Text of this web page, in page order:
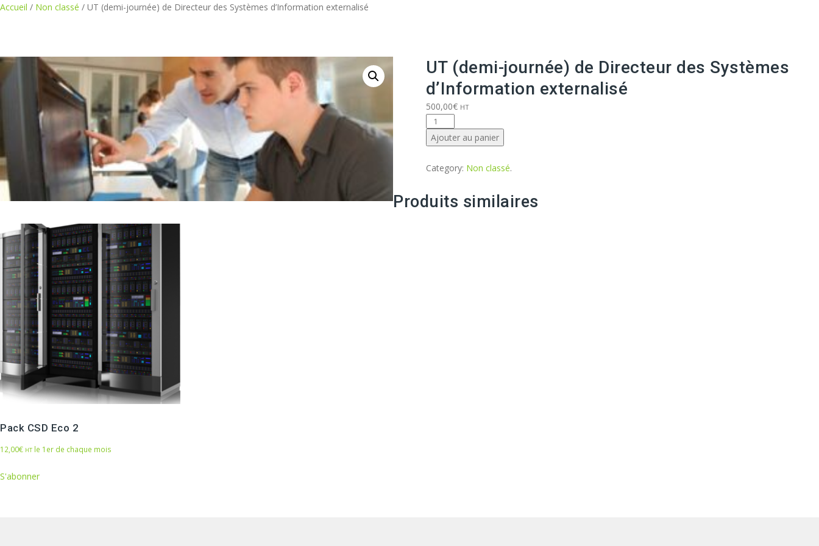
Accueil / Non classé / UT (demi-journée) de Directeur des Systèmes d’Information externalisé
UT (demi-journée) de Directeur des Systèmes
d’Information externalisé
500,00€ HT
quantité
de
UT
(demi-
journée)
Directeur
Ajouter au panier
Category: Non classé.
Produits similaires
Pack CSD Eco 2
12,00€ HT le 1er de chaque mois
S'abonner